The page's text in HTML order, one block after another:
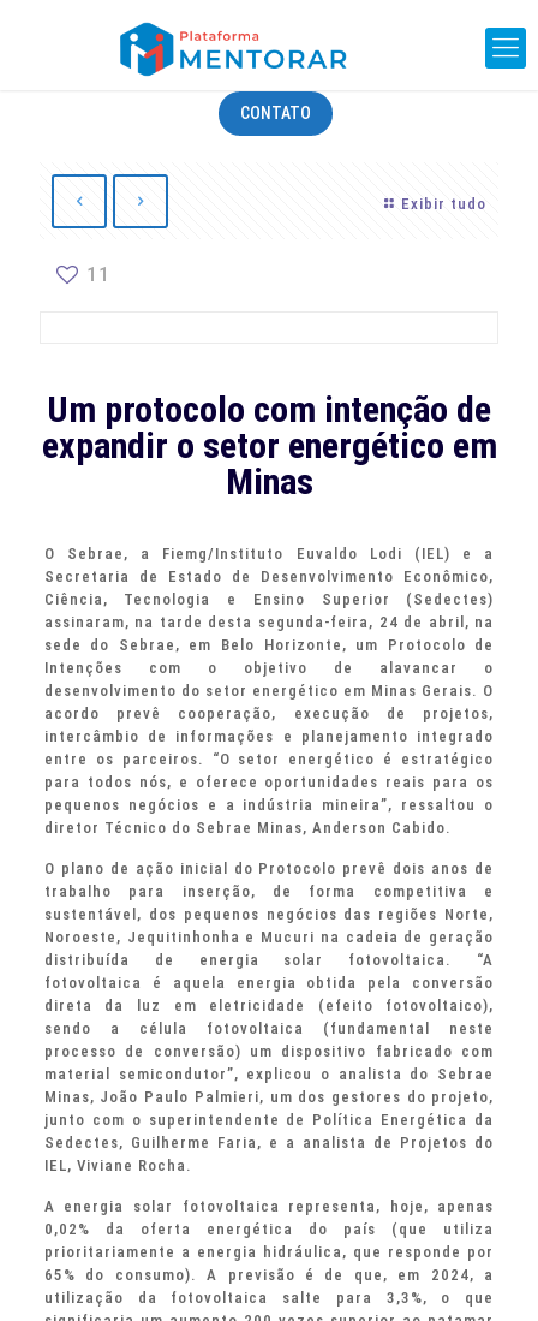
CONTATO
Exibir tudo
11
Um protocolo com intenção de
expandir o setor energético em
Minas
O Sebrae, a Fiemg/Instituto Euvaldo Lodi (IEL) e a
Secretaria de Estado de Desenvolvimento Econômico,
Ciência, Tecnologia e Ensino Superior (Sedectes)
assinaram, na tarde desta segunda-feira, 24 de abril, na
sede do Sebrae, em Belo Horizonte, um Protocolo de
Intenções com o objetivo de alavancar o
desenvolvimento do setor energético em Minas Gerais. O
acordo prevê cooperação, execução de projetos,
intercâmbio de informações e planejamento integrado
entre os parceiros. “O setor energético é estratégico
para todos nós, e oferece oportunidades reais para os
pequenos negócios e a indústria mineira”, ressaltou o
diretor Técnico do Sebrae Minas, Anderson Cabido.
O plano de ação inicial do Protocolo prevê dois anos de
trabalho para inserção, de forma competitiva e
sustentável, dos pequenos negócios das regiões Norte,
Noroeste, Jequitinhonha e Mucuri na cadeia de geração
distribuída de energia solar fotovoltaica. “A
fotovoltaica é aquela energia obtida pela conversão
direta da luz em eletricidade (efeito fotovoltaico),
sendo a célula fotovoltaica (fundamental neste
processo de conversão) um dispositivo fabricado com
material semicondutor”, explicou o analista do Sebrae
Minas, João Paulo Palmieri, um dos gestores do projeto,
junto com o superintendente de Política Energética da
Sedectes, Guilherme Faria, e a analista de Projetos do
IEL, Viviane Rocha.
A energia solar fotovoltaica representa, hoje, apenas
0,02% da oferta energética do país (que utiliza
prioritariamente a energia hidráulica, que responde por
65% do consumo). A previsão é de que, em 2024, a
utilização da fotovoltaica salte para 3,3%, o que